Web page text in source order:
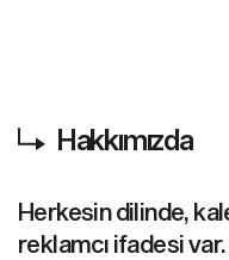
Hakkımızda
Herkesin dilinde,
reklamcı ifadesi